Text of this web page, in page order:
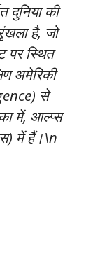
दुनिया की
है, जो
पर स्थित
अमेरिकी
से
में, आल्प्स
में हैं।\n